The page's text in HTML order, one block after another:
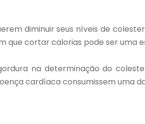
diminuir seus níveis de
que cortar calorias pode ser uma
na determinação do
cardíaca consumissem uma